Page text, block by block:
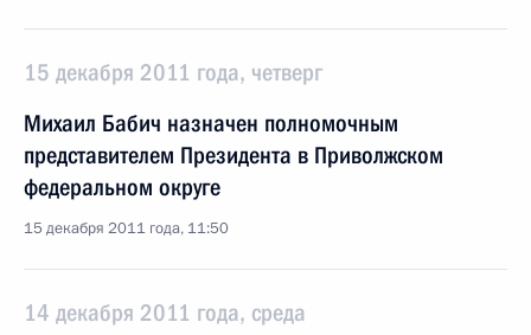
15 декабря 2011 года, четверг
Михаил Бабич назначен полномочным
представителем Президента в Приволжском
федеральном округе
15 декабря 2011 года, 11:50
14 декабря 2011 года, среда